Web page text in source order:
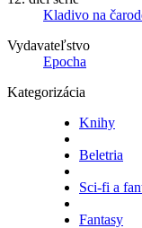
Kladivo na
Vydavateľstvo
Epocha
Kategorizácia
Knihy
Beletria
Sci-fi a
Fantasy